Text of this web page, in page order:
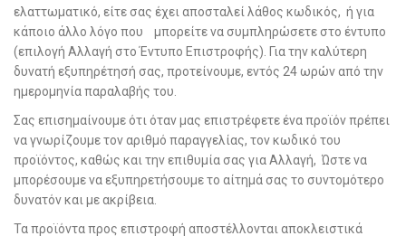
ελαττωματικό, είτε σας έχει αποσταλεί λάθος κωδικός, ή για
κάποιο άλλο λόγο που μπορείτε να συμπληρώσετε στο έντυπο
(επιλογή Αλλαγή στο Έντυπο Επιστροφής). Για την καλύτερη
δυνατή εξυπηρέτησή σας, προτείνουμε, εντός 24 ωρών από την
ημερομηνία παραλαβής του.
Σας επισημαίνουμε ότι όταν μας επιστρέφετε ένα προϊόν πρέπει
να γνωρίζουμε τον αριθμό παραγγελίας, τον κωδικό του
προϊόντος, καθώς και την επιθυμία σας για Αλλαγή, Ώστε να
μπορέσουμε να εξυπηρετήσουμε το αίτημά σας το συντομότερο
δυνατόν και με ακρίβεια.
Τα προϊόντα προς επιστροφή αποστέλλονται αποκλειστικά